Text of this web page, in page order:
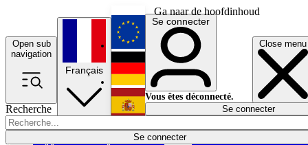
Ga naar de hoofdinhoud
Open sub
navigation
Close menu
Recherche
Se connecter
Économie
Français
English
Deutsch
Español
Se connecter
Vous êtes déconnecté.
Se connecter